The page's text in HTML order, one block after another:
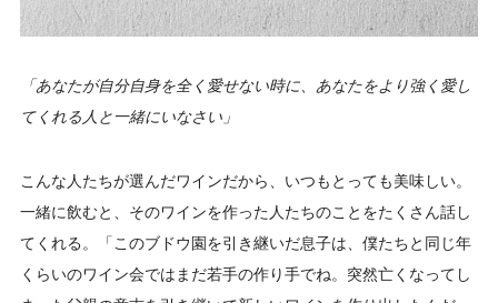
「あなたが自分自身を全く愛せない時に、あなたをより強く愛し
てくれる人と一緒にいなさい」
こんな人たちが選んだワインだから、いつもとっても美味しい。
一緒に飲むと、そのワインを作った人たちのことをたくさん話し
てくれる。「このブドウ園を引き継いだ息子は、僕たちと同じ年
くらいのワイン会ではまだ若手の作り手でね。突然亡くなってし